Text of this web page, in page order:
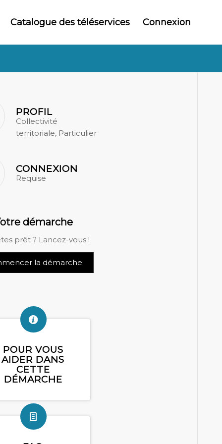
Catalogue des téléservices Connexion
PROFIL
Collectivité
territoriale, Particulier
CONNEXION
Requise
démarche
prêt ? Lancez-vous !
la démarche
POUR VOUS
AIDER DANS
CETTE
DÉMARCHE